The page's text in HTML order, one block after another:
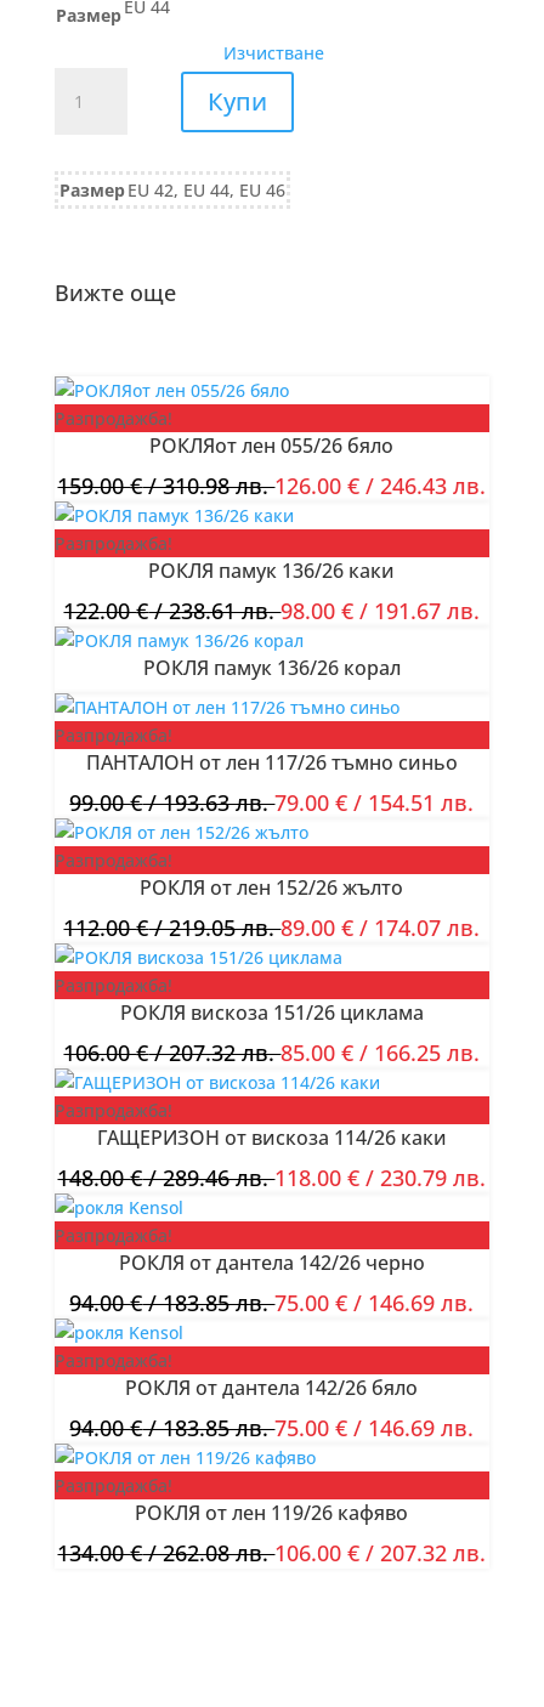
РазмерEU 44
Изчистване
с
Купи
РазмерEU 42, EU 44, EU 46
Вижте още
Разпродажба!
РОКЛЯот лен 055/26 бяло
159.00€/ 310.98 лв.126.00€ / 246.43 лв.
Разпродажба!
РОКЛЯ памук 136/26 каки
122.00€/ 238.61 лв.98.00€ / 191.67 лв.
РОКЛЯ памук 136/26 корал
Разпродажба!
ПАНТАЛОН от лен 117/26 тъмно синьо
99.00€/ 193.63 лв.79.00€ / 154.51 лв.
Разпродажба!
РОКЛЯ от лен 152/26 жълто
112.00€/ 219.05 лв.89.00€ / 174.07 лв.
Разпродажба!
РОКЛЯ вискоза 151/26 циклама
106.00€/ 207.32 лв.85.00€ / 166.25 лв.
Разпродажба!
ГАЩЕРИЗОН от вискоза 114/26 каки
148.00€/ 289.46 лв.118.00€ / 230.79 лв.
Разпродажба!
РОКЛЯ от дантела 142/26 черно
94.00€/ 183.85 лв.75.00€ / 146.69 лв.
Разпродажба!
РОКЛЯ от дантела 142/26 бяло
94.00€/ 183.85 лв.75.00€ / 146.69 лв.
Разпродажба!
РОКЛЯ от лен 119/26 кафяво
134.00€/ 262.08 лв.106.00€ / 207.32 лв.